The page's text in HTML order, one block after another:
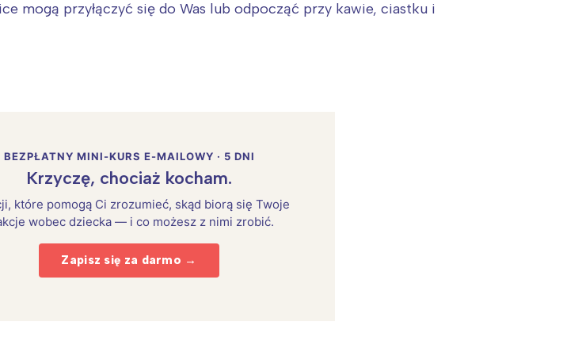
mogą przyłączyć się do Was lub odpocząć przy kawie, ciastku i
BEZPŁATNY MINI-KURS E-MAILOWY · 5 DNI
Krzyczę, chociaż kocham.
które pomogą Ci zrozumieć, skąd biorą się Twoje
wobec dziecka — i co możesz z nimi zrobić.
Zapisz się za darmo →